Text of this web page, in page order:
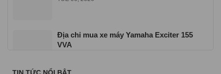
Địa chỉ mua xe máy Yamaha Exciter 155
VVA
TIN TỨC NỔI BẬT